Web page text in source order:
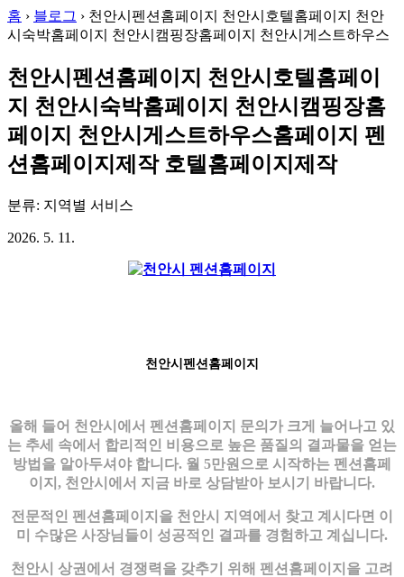
홈 › 블로그 › 천안시펜션홈페이지 천안시호텔홈페이지 천안
시숙박홈페이지 천안시캠핑장홈페이지 천안시게스트하우스
천안시펜션홈페이지 천안시호텔홈페이
지 천안시숙박홈페이지 천안시캠핑장홈
페이지 천안시게스트하우스홈페이지 펜
션홈페이지제작 호텔홈페이지제작
분류: 지역별 서비스
2026. 5. 11.
천안시펜션홈페이지
올해 들어 천안시에서 펜션홈페이지 문의가 크게 늘어나고 있
는 추세 속에서 합리적인 비용으로 높은 품질의 결과물을 얻는
방법을 알아두셔야 합니다. 월 5만원으로 시작하는 펜션홈페
이지, 천안시에서 지금 바로 상담받아 보시기 바랍니다.
전문적인 펜션홈페이지을 천안시 지역에서 찾고 계시다면 이
미 수많은 사장님들이 성공적인 결과를 경험하고 계십니다.
천안시 상권에서 경쟁력을 갖추기 위해 펜션홈페이지을 고려